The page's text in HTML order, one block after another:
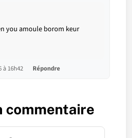
you amoule borom keur
à 16h42 Répondre
commentaire